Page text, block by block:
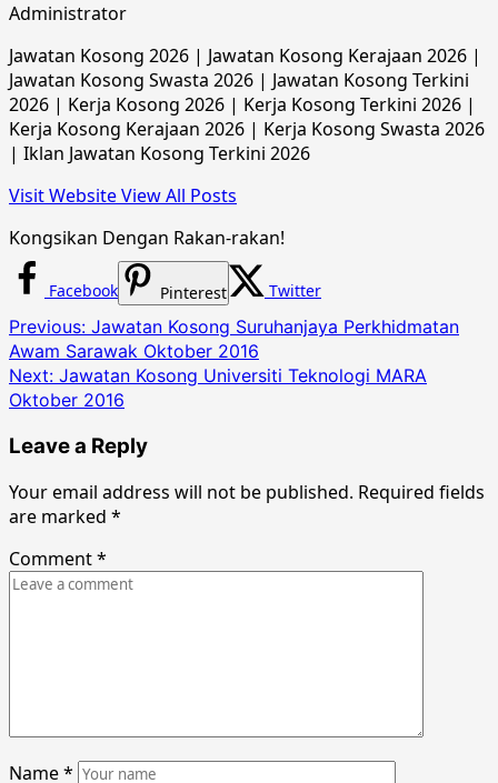
Administrator
Jawatan Kosong 2026 | Jawatan Kosong Kerajaan 2026 |
Jawatan Kosong Swasta 2026 | Jawatan Kosong Terkini
2026 | Kerja Kosong 2026 | Kerja Kosong Terkini 2026 |
Kerja Kosong Kerajaan 2026 | Kerja Kosong Swasta 2026
| Iklan Jawatan Kosong Terkini 2026
Visit WebsiteView All Posts
Kongsikan Dengan Rakan-rakan!
Facebook Pinterest Twitter
Post
navigation
Previous: Jawatan Kosong Suruhanjaya Perkhidmatan
Awam Sarawak Oktober 2016
Next: Jawatan Kosong Universiti Teknologi MARA
Oktober 2016
Leave a Reply
Your email address will not be published. Required fields
are marked *
Comment*
Name*